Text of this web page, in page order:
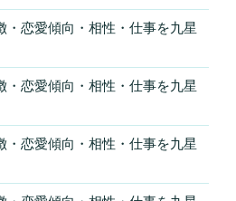
・恋愛傾向・相性・仕事を九星
・恋愛傾向・相性・仕事を九星
・恋愛傾向・相性・仕事を九星